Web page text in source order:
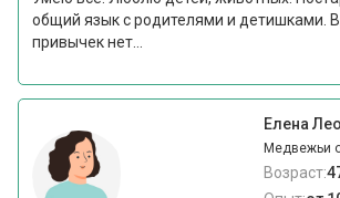
общий язык с родителями и детишками.
привычек нет...
Елена
Медвежьи
Возраст: